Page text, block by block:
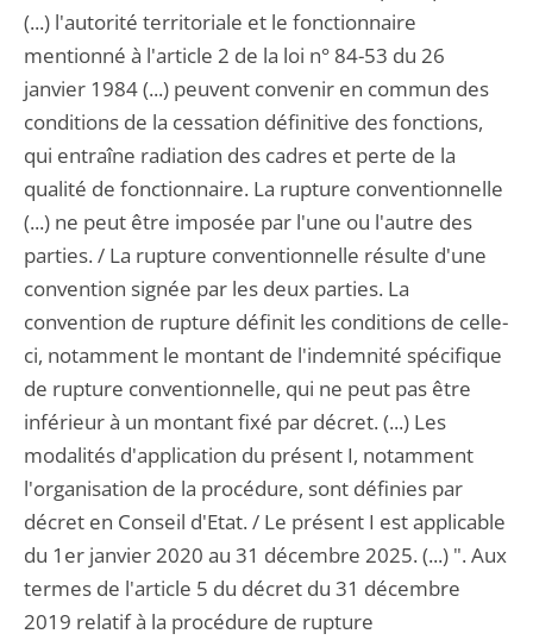
(...) l'autorité territoriale et le fonctionnaire
mentionné à l'article 2 de la loi n° 84-53 du 26
janvier 1984 (...) peuvent convenir en commun des
conditions de la cessation définitive des fonctions,
qui entraîne radiation des cadres et perte de la
qualité de fonctionnaire. La rupture conventionnelle
(...) ne peut être imposée par l'une ou l'autre des
parties. / La rupture conventionnelle résulte d'une
convention signée par les deux parties. La
convention de rupture définit les conditions de celle-
ci, notamment le montant de l'indemnité spécifique
de rupture conventionnelle, qui ne peut pas être
inférieur à un montant fixé par décret. (...) Les
modalités d'application du présent I, notamment
l'organisation de la procédure, sont définies par
décret en Conseil d'Etat. / Le présent I est applicable
du 1er janvier 2020 au 31 décembre 2025. (...) ". Aux
termes de l'article 5 du décret du 31 décembre
2019 relatif à la procédure de rupture